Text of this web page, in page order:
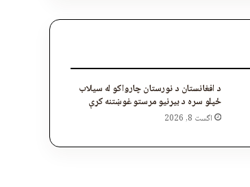
د افغانستان د نورستان چارواکو له سیلاب
ځپلو سره د بیړنیو مرستو غوښتنه کړې
اگست 8, 2026